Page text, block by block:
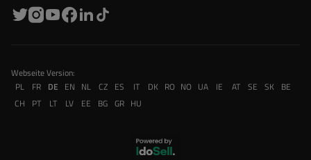
Webseite Version:
PL
FR DE EN NL CZ ES IT DK RO NO UA IE AT SE SK BE
CH
PT LT LV EE BG GR HU